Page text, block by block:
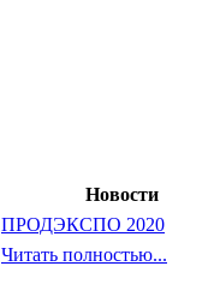
Новости
ПРОДЭКСПО 2020
Читать полностью...